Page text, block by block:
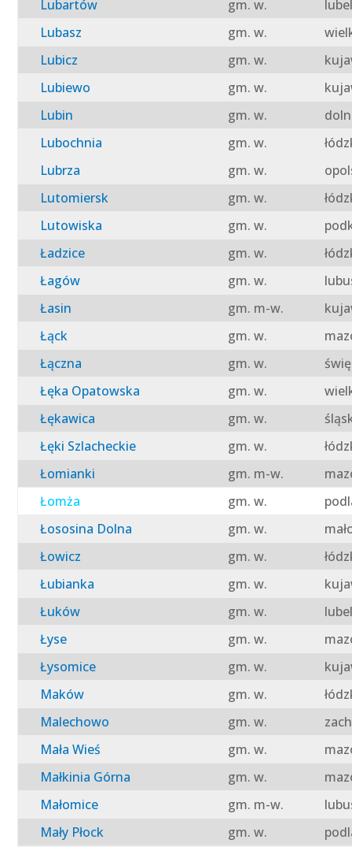
Lubartów gm. w.
Lubasz
gm. w.
Lubicz
gm. w.
Lubiewo
gm. w.
Lubin
gm. w.
Lubochnia
gm. w.
Lubrza
gm. w.
Lutomiersk
gm. w.
Lutowiska
gm. w.
Ładzice
gm. w.
Łagów
gm. w.
Łasin
gm. m-w.
Łąck
gm. w.
Łączna
gm. w.
Łęka Opatowska
gm. w.
Łękawica
gm. w.
Łęki Szlacheckie
gm. w.
Łomianki
gm. m-w.
Łomża
gm. w.
Łososina Dolna
gm. w.
Łowicz
gm. w.
Łubianka
gm. w.
Łuków
gm. w.
Łyse
gm. w.
Łysomice
gm. w.
Maków
gm. w.
Malechowo
gm. w.
Mała Wieś
gm. w.
Małkinia Górna
gm. w.
Małomice
gm. m-w.
Mały Płock
gm. w.